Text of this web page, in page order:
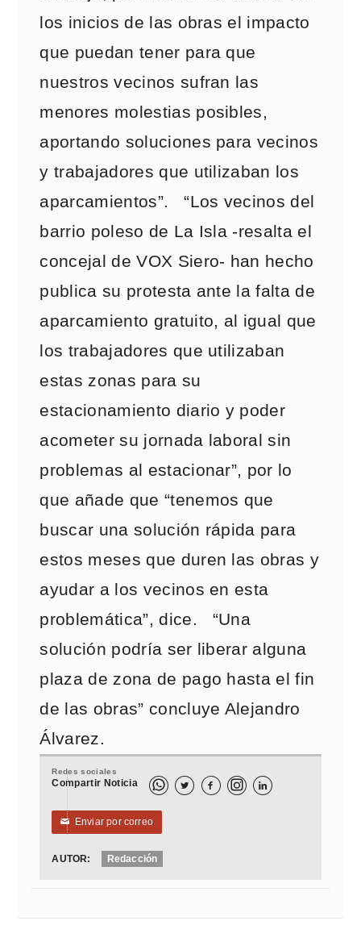
los inicios de las obras el impacto
que puedan tener para que
nuestros vecinos sufran las
menores molestias posibles,
aportando soluciones para vecinos
y trabajadores que utilizaban los
aparcamientos”. “Los vecinos del
barrio poleso de La Isla -resalta el
concejal de VOX Siero- han hecho
publica su protesta ante la falta de
aparcamiento gratuito, al igual que
los trabajadores que utilizaban
estas zonas para su
estacionamiento diario y poder
acometer su jornada laboral sin
problemas al estacionar”, por lo
que añade que “tenemos que
buscar una solución rápida para
estos meses que duren las obras y
ayudar a los vecinos en esta
problemática”, dice. “Una
solución podría ser liberar alguna
plaza de zona de pago hasta el fin
de las obras” concluye Alejandro
Álvarez.
Redes sociales
Compartir Noticia   
✉ Enviar por correo
AUTOR: Redacción